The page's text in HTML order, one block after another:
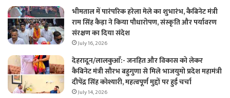
भीमताल में पारंपरिक हरेला मेले का शुभारंभ, कैबिनेट मंत्री
राम सिंह कैड़ा ने किया पौधारोपण, संस्कृति और पर्यावरण
संरक्षण का दिया संदेश
July 16, 2026
देहरादून/लालकुआँ:- जनहित और विकास को लेकर
कैबिनेट मंत्री सौरभ बहुगुणा से मिले भाजयुमो प्रदेश महामंत्री
दीपेंद्र सिंह कोश्यारी, महत्वपूर्ण मुद्दों पर हुई चर्चा
July 14, 2026